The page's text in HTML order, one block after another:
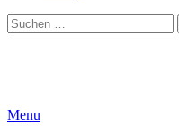
Suchen
nach:
Menu